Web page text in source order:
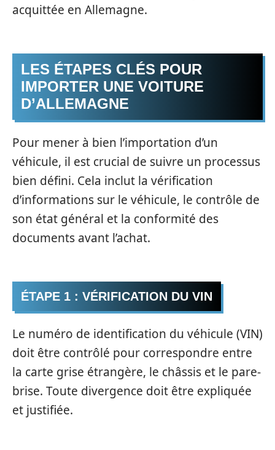
acquittée en Allemagne.
LES ÉTAPES CLÉS POUR
IMPORTER UNE VOITURE
D’ALLEMAGNE
Pour mener à bien l’importation d’un
véhicule, il est crucial de suivre un processus
bien défini. Cela inclut la vérification
d’informations sur le véhicule, le contrôle de
son état général et la conformité des
documents avant l’achat.
ÉTAPE 1 : VÉRIFICATION DU VIN
Le numéro de identification du véhicule (VIN)
doit être contrôlé pour correspondre entre
la carte grise étrangère, le châssis et le pare-
brise. Toute divergence doit être expliquée
et justifiée.